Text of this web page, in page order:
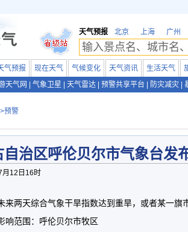
天气预报 北京 上海 广州
气预报 现在天气 气候变化 天气资讯 生活天气
天气网 气象卫星 天气雷达 预警共享平台 防灾减灾
>预警
自治区呼伦贝尔市气象台发
月12日16时
来两天综合气象干旱指数达到重旱，或者某一旗
响范围：呼伦贝尔市牧区